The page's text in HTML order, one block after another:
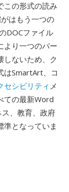
この形式の読み
はもう一つの
DOCファイル
より一つのパー
しないため、ク
はSmartArt、コ
セシビリティ メ
ての最新Word
、教育、政府
準となっていま